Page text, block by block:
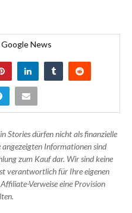
Stories dürfen nicht als finanzielle
angezeigten Informationen sind
zum Kauf dar. Wir sind keine
verantwortlich für Ihre eigenen
Verweise eine Provision